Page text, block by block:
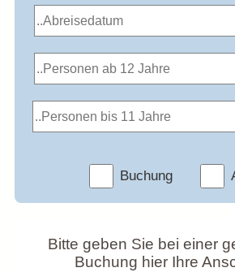
Buchung
Bitte geben Sie bei einer
Buchung hier Ihre